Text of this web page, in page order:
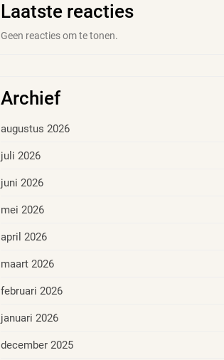
Laatste reacties
Geen reacties om te tonen.
Archief
augustus 2026
juli 2026
juni 2026
mei 2026
april 2026
maart 2026
februari 2026
januari 2026
december 2025